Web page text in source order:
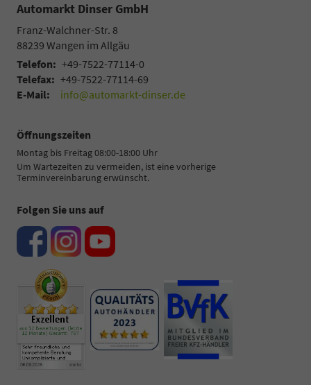
Automarkt Dinser GmbH
Franz-Walchner-Str. 8
88239 Wangen im Allgäu
Telefon: +49-7522-77114-0
Telefax: +49-7522-77114-69
E-Mail:
info@automarkt-dinser.de
Öffnungszeiten
Montag bis Freitag 08:00-18:00 Uhr
Um Wartezeiten zu vermeiden, ist eine vorherige
Terminvereinbarung erwünscht.
Folgen Sie uns auf